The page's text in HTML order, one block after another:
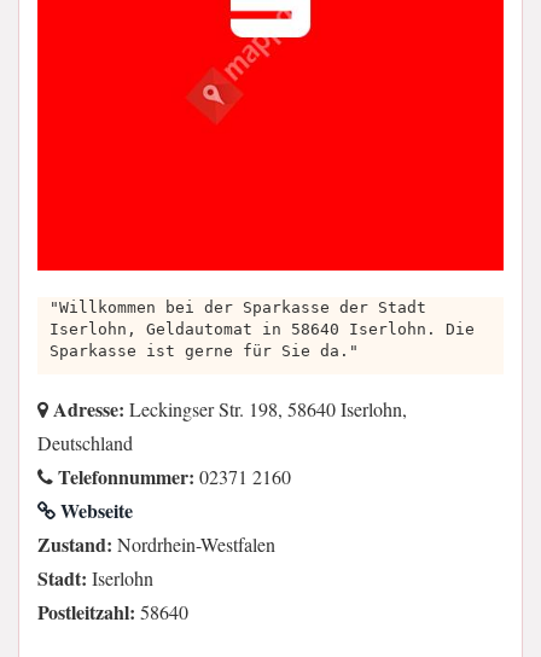
"Willkommen bei der Sparkasse der Stadt
Iserlohn, Geldautomat in 58640 Iserlohn. Die
Sparkasse ist gerne für Sie da."
Adresse: Leckingser Str. 198, 58640 Iserlohn,
Deutschland
Telefonnummer: 02371 2160
Webseite
Zustand: Nordrhein-Westfalen
Stadt: Iserlohn
Postleitzahl: 58640